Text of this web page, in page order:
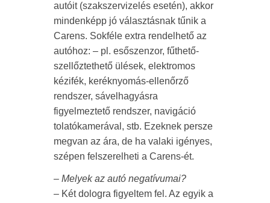
autóit (szakszervizelés esetén), akkor
mindenképp jó választásnak tűnik a
Carens. Sokféle extra rendelhető az
autóhoz: – pl. esőszenzor, fűthető-
szellőztethető ülések, elektromos
kézifék, keréknyomás-ellenőrző
rendszer, sávelhagyásra
figyelmeztető rendszer, navigáció
tolatókamerával, stb. Ezeknek persze
megvan az ára, de ha valaki igényes,
szépen felszerelheti a Carens-ét.
– Melyek az autó negatívumai?
– Két dologra figyeltem fel. Az egyik a